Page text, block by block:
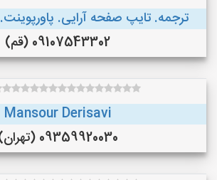
ترجمه. تایپ صفحه آرایی.
09107543302 (قم)
Mansour Derisavi
09359920030 (تهران)